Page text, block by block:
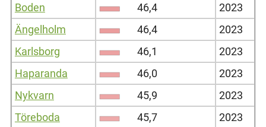
Boden
46,4
2023
Ängelholm
46,4
2023
Karlsborg
46,1
2023
Haparanda
46,0
2023
Nykvarn
45,9
2023
Töreboda
45,7
2023